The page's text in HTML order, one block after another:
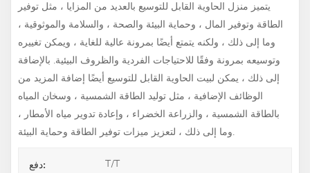
يتميز منزل الحاوية القابل للتوسيع بالعديد من المزايا ، مثل توفير
الطاقة وتوفير المال ، وحماية البيئة والصحة ، والسلامة والموثوقية ،
وما إلى ذلك ، ولكنه يتمتع أيضًا بمرونة عالية للغاية ، ويمكن تغييره
وتوسيعه بمرونة وفقًا للاحتياجات الفردية والظروف البيئية. بالإضافة
إلى ذلك ، يمكن لبيت الحاوية القابل للتوسيع أيضًا إضافة المزيد من
الوظائف الإضافية ، مثل توليد الطاقة الشمسية ، وسخان المياه
بالطاقة الشمسية ، والزراعة الخضراء ، وإعادة تدوير مياه الأمطار ،
وما إلى ذلك ، لتعزيز ميزات توفير الطاقة وحماية البيئة.
دفع: T/T